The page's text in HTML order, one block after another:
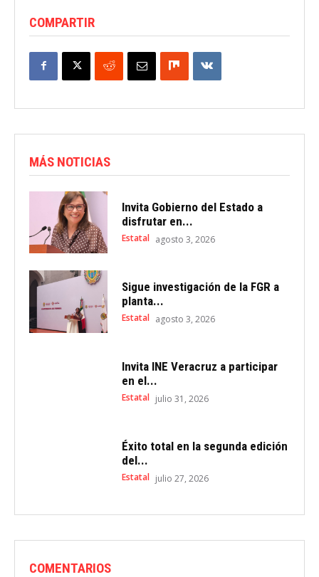
COMPARTIR
MÁS NOTICIAS
Invita Gobierno del Estado a
disfrutar en...
Estatal agosto 3, 2026
Sigue investigación de la FGR a
planta...
Estatal agosto 3, 2026
Invita INE Veracruz a participar
en el...
Estatal julio 31, 2026
Éxito total en la segunda edición
del...
Estatal julio 27, 2026
COMENTARIOS